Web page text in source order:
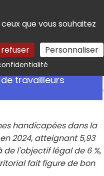
que vous souhaitez
Personnaliser
Rechercher
travailleurs
handicapées dans la
2024, atteignant 5,93
de l'objectif légal de 6 %,
fait figure de bon